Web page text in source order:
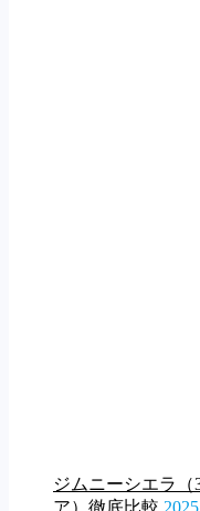
ジムニーシエラ（
ア）徹底比較